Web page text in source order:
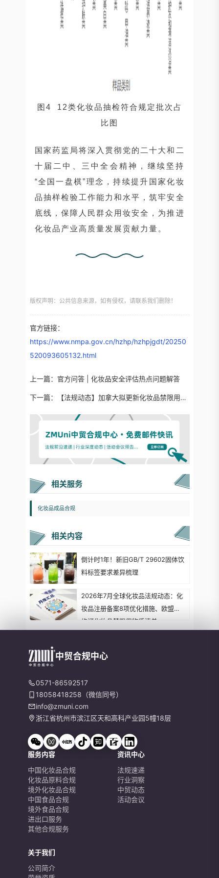
图4 12类化妆品抽检符合规定批次占
比图
国家药监局将深入贯彻党的二十大和二
十届二中、三中全会精神，继续坚持
“全国一盘棋”理念，持续提升国家化妆
品抽样检验工作能力和水平，筑牢安全
底线，保障人民群众用妆安全，为推进
化妆品产业高质量发展贡献力量。
版权声明：公共信息来源，如有侵权，请联系我们删除！
官方链接：
https://www.nmpa.gov.cn/hzhp/hzhpjgdt/20250
520093605132.html
上一篇： 官方问答 | 化妆品安全评估热点问题解答
下一篇： 【法规动态】加拿大拟更新化妆品禁限用成分清单（Hotlist）的通知
相关服务
化妆品成品合规
相关内容
倒计时1年！新旧GB/T 29602固体饮
料标签要求差异梳理
2026年7月全球化妆品法规动态：化
妆品注册备案8项优化措施、欧盟拟
修订化妆品禁限用物质清单...
中贸合规中心
0571-86592517
18058418258（微信同号）
info@zmuni.com
浙江省杭州市滨江区天和高科产业园5幢18层
服务内容
中国化妆品合规
化妆品原料合规
境外化妆品合规
中国食品合规
境外食品合规
进出口服务
其他合规服务
资讯中心
法规速递
行业洞察
中贸动态
活动会议
关于我们
公司简介